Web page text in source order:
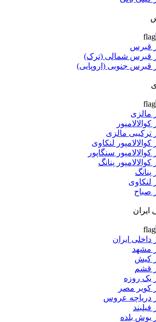
قبرس
قبرس شمالی (ترک)
قبرس جنوبی (اروپایی)
مالزی
کوالالامپور
ترکیبی مالزی
کوالالامپور لنکاوی
کوالالامپور سنگاپور
کوالالامپور پنانگ
پنانگ
لنکاوی
صباح
ایران
داخلی ایران
مشهد
کیش
قشم
یک روزه
کویر مصر
دریاچه عروس
فیلبند
یوش بلده